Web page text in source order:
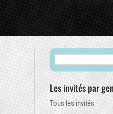
Les invités par
Tous les invités